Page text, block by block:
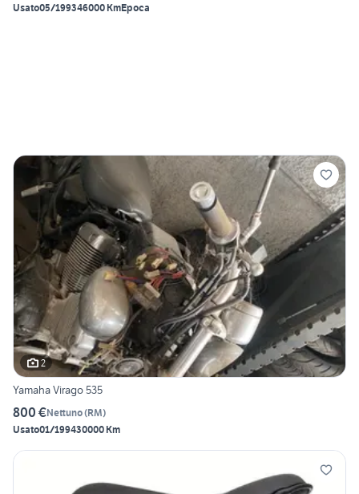
Usato05/199346000 KmEpoca
2
Yamaha Virago 535
800 €Nettuno(RM)
Usato01/199430000 Km